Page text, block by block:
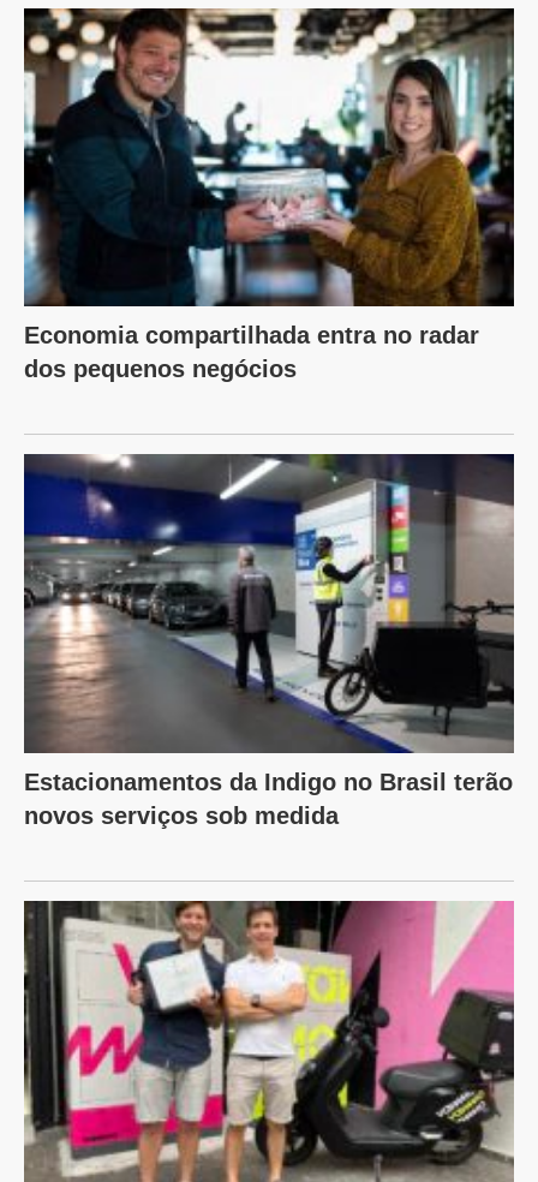
Economia compartilhada entra no radar
dos pequenos negócios
Estacionamentos da Indigo no Brasil terão
novos serviços sob medida